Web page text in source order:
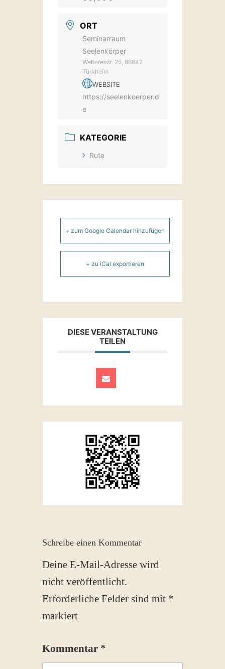
ORT
Seminarraum
Seelenkörper
Webereistr. 25, 86842
Türkheim
WEBSITE
https://seelenkoerper.d
e
KATEGORIE
Rute
+ zum Google Calendar hinzufügen
+ zu iCal exportieren
DIESE VERANSTALTUNG
TEILEN
Schreibe einen Kommentar
Deine E-Mail-Adresse wird
nicht veröffentlicht.
Erforderliche Felder sind mit *
markiert
Kommentar *